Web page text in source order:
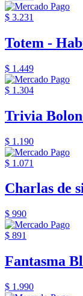
$ 3.231
Totem -
$ 1.449
$ 1.304
Trivia
$ 1.190
$ 1.071
Charlas de
$ 990
$ 891
Fantasma
$ 1.990